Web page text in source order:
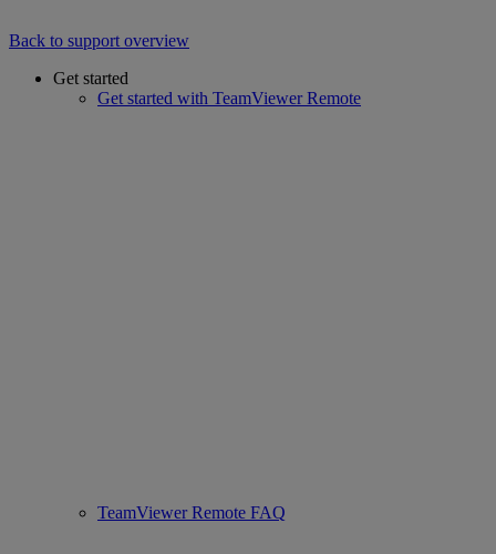
Back to support overview
Get started
Get started with TeamViewer Remote
TeamViewer Remote FAQ